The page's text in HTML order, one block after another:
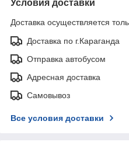
Условия доставки
Доставка осуществляется
Доставка по г.Караганда
Отправка автобусом
Адресная доставка
Самовывоз
Все условия доставки